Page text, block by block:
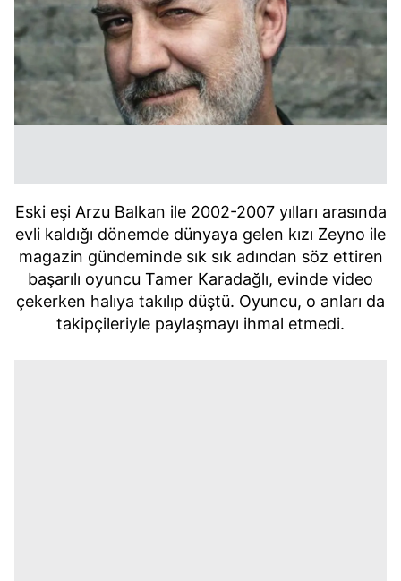
Eski eşi Arzu Balkan ile 2002-2007 yılları arasında
evli kaldığı dönemde dünyaya gelen kızı Zeyno ile
magazin gündeminde sık sık adından söz ettiren
başarılı oyuncu Tamer Karadağlı, evinde video
çekerken halıya takılıp düştü. Oyuncu, o anları da
takipçileriyle paylaşmayı ihmal etmedi.